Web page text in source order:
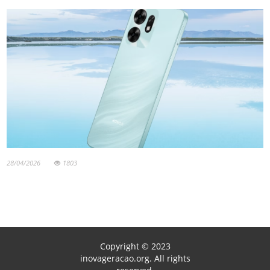
28/04/2026 1803
Copyright © 2023
inovageracao.org. All rights